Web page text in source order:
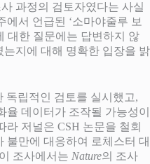
과정의 검토자였다는 사실
서 언급된 ‘소마야줄루 보
대한 질문에는 답변하지 않
지에 대해 명확한 입장을 밝
독립적인 검토를 실시했고,
데이터가 조작될 가능성이
라 저널은 CSH 논문을 철회
불만에 대응하여 로체스터 대
조사에서는 Nature의 조사